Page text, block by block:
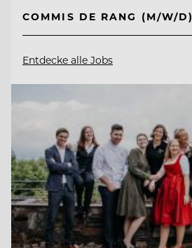
COMMIS DE RANG (M/W/D)
Entdecke alle Jobs